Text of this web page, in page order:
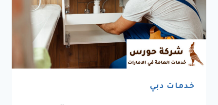
خدمات دبي